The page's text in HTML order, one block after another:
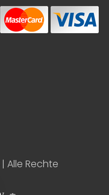
| Alle Rechte